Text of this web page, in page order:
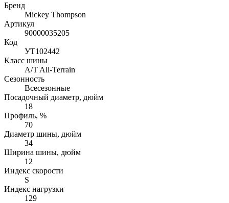
Бренд
Mickey Thompson
Артикул
90000035205
Код
УТ102442
Класс шины
A/T All-Terrain
Сезонность
Всесезонные
Посадочный диаметр, дюйм
18
Профиль, %
70
Диаметр шины, дюйм
34
Ширина шины, дюйм
12
Индекс скорости
S
Индекс нагрузки
129